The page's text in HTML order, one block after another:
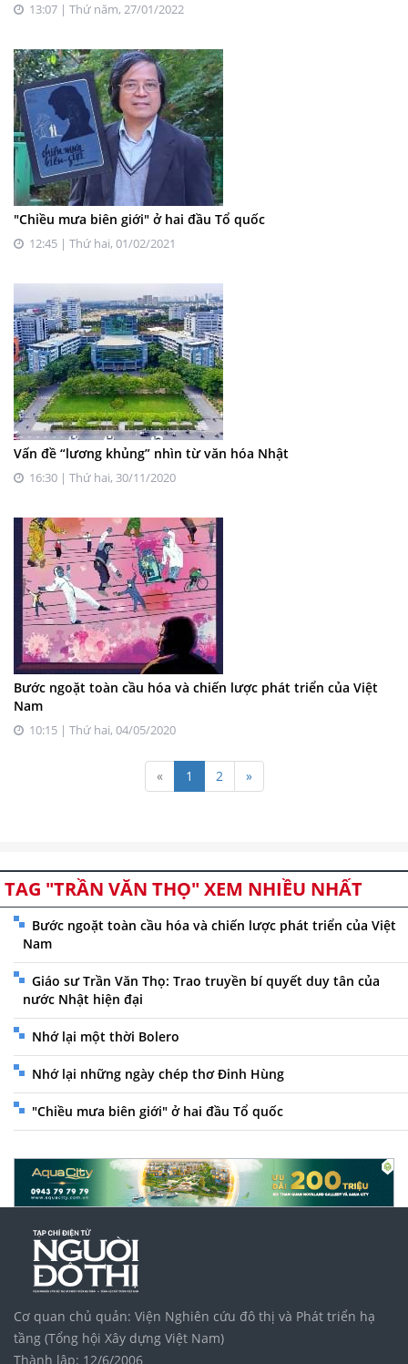
13:07 | Thứ năm, 27/01/2022
"Chiều mưa biên giới" ở hai đầu Tổ quốc
12:45 | Thứ hai, 01/02/2021
Vấn đề “lương khủng” nhìn từ văn hóa Nhật
16:30 | Thứ hai, 30/11/2020
Bước ngoặt toàn cầu hóa và chiến lược phát triển của Việt
Nam
10:15 | Thứ hai, 04/05/2020
« 1 2 »
TAG "TRẦN VĂN THỌ" XEM NHIỀU NHẤT
Bước ngoặt toàn cầu hóa và chiến lược phát triển của Việt
Nam
Giáo sư Trần Văn Thọ: Trao truyền bí quyết duy tân của
nước Nhật hiện đại
Nhớ lại một thời Bolero
Nhớ lại những ngày chép thơ Đinh Hùng
"Chiều mưa biên giới" ở hai đầu Tổ quốc
Cơ quan chủ quản: Viện Nghiên cứu đô thị và Phát triển hạ
tầng (Tổng hội Xây dựng Việt Nam)
Thành lập: 12/6/2006